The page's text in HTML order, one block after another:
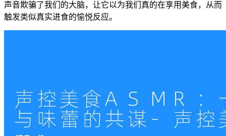
声音欺骗了我们的大脑，让它以为我们真的在享用美食，从而
触发类似真实进食的愉悦反应。